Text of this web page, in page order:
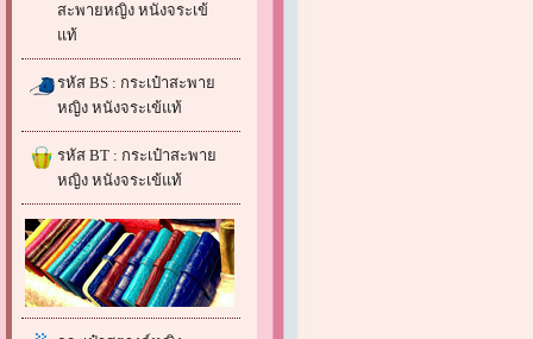
สะพายหญิง หนังจระเข้
แท้
รหัส BS : กระเป๋าสะพาย
หญิง หนังจระเข้แท้
รหัส BT : กระเป๋าสะพาย
หญิง หนังจระเข้แท้